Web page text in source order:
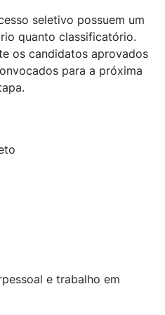
seletivo possuem um
quanto classificatório.
os candidatos aprovados
para a próxima
e trabalho em